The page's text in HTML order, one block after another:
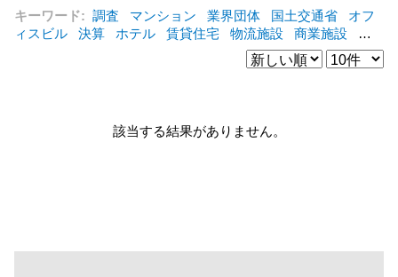
キーワード: 調査 マンション 業界団体 国土交通省
オフ
ィスビル
決算 ホテル 賃貸住宅 物流施設 商業施設
海
東急不動産 賃料
ア
野村不動産 ZEH [+]
該当する結果がありません。